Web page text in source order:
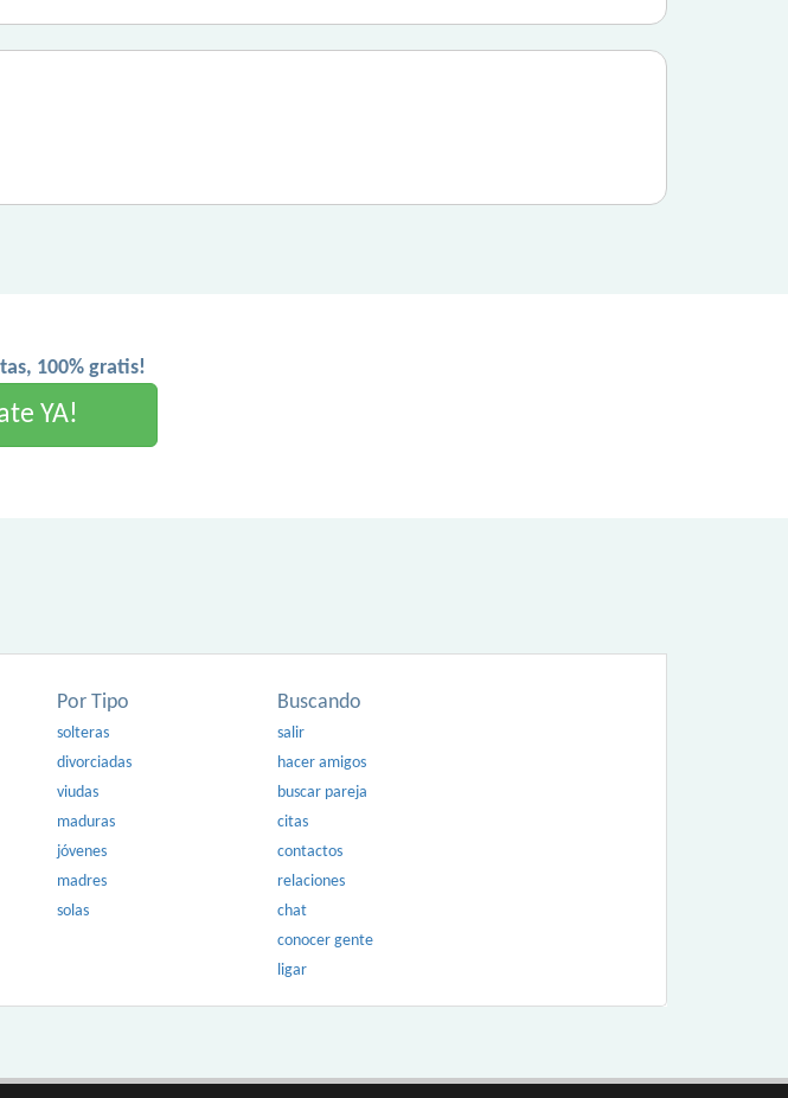
100% gratis!
YA!
Por Tipo
solteras
divorciadas
viudas
maduras
jóvenes
madres
solas
Buscando
salir
hacer amigos
buscar pareja
citas
contactos
relaciones
chat
conocer gente
ligar